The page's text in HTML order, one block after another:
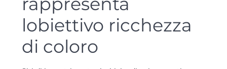
lobiettivo ricchezza
di coloro